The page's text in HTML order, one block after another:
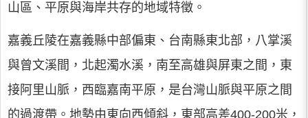
山區、平原與海岸共存的地域特徵。
嘉義丘陵在嘉義縣中部偏東、台南縣東北部，八掌溪
與曾文溪間，北起濁水溪，南至高雄與屏東之間，東
接阿里山脈，西臨嘉南平原，是台灣山脈與平原之間
的過渡帶。地勢由東向西傾斜，東部高差400-200米，